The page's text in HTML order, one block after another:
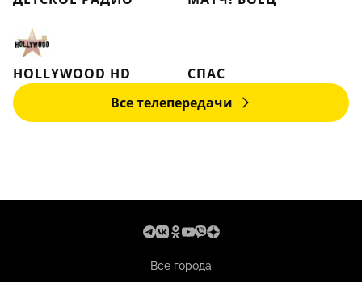
HOLLYWOOD HD
СПАС
Все телепередачи
Все города